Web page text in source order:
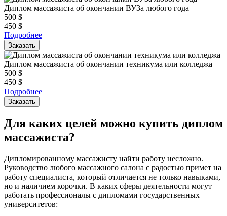
Диплом массажиста об окончании ВУЗа любого года
500 $
450 $
Подробнее
Заказать
Диплом массажиста об окончании техникума или колледжа
500 $
450 $
Подробнее
Заказать
Для каких целей можно купить диплом
массажиста?
Дипломированному массажисту найти работу несложно.
Руководство любого массажного салона с радостью примет на
работу специалиста, который отличается не только навыками,
но и наличием корочки. В каких сферы деятельности могут
работать профессионалы с дипломами государственных
университетов: